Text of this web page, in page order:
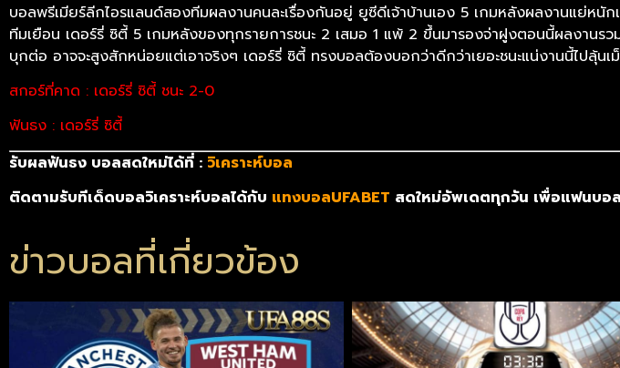
บอลพรีเมียร์ลีกไอรแลนด์สองทีมผลงานคนละเรื่องกันอยู่ ยูซีดีเจ้าบ้านเอง 5 เกมหลังผลงานแย่หนั
ทีมเยือน เดอร์รี่ ซิตี้ 5 เกมหลังของทุกรายการชนะ 2 เสมอ 1 แพ้ 2 ขึ้นมารองจ่าฝูงตอนนี้ผลงานร
บุกต่อ อาจจะสูงสักหน่อยแต่เอาจริงๆ เดอร์รี่ ซิตี้ ทรงบอลต้องบอกว่าดีกว่าเยอะชนะแน่งานนี้ไปลุ้นเ
สกอร์ที่คาด : เดอร์รี่ ซิตี้ ชนะ 2-0
ฟันธง : เดอร์รี่ ซิตี้
รับผลฟันธง บอลสดใหม่ได้ที่ : วิเคราะห์บอล
ติดตามรับทีเด็ดบอลวิเคราะห์บอลได้กับ แทงบอลUFABET สดใหม่อัพเดตทุกวัน เพื่อแฟนบอล
ข่าวบอลที่เกี่ยวข้อง